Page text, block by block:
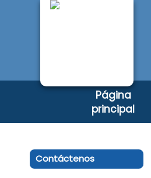
Página
principal
Contáctenos